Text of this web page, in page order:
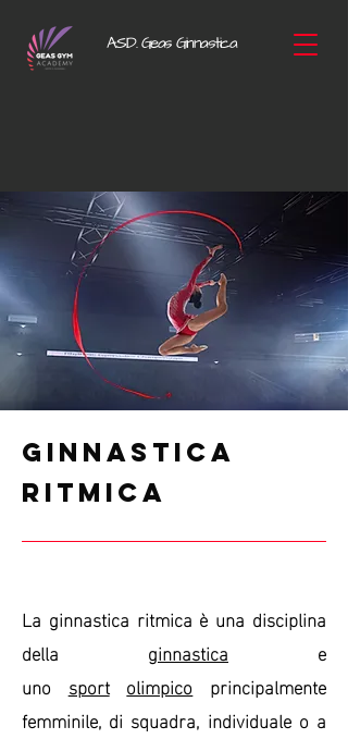
A.S.D.Geas Ginnastica
GINNASTICA
Ritmica
La ginnastica ritmica è una disciplina
della ginnastica e
uno sport olimpico principalmente
femminile, di squadra, individuale o a